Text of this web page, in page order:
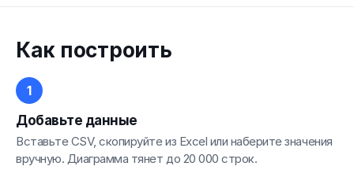
Как построить
Добавьте данные
Вставьте CSV, скопируйте из Excel или наберите значения
вручную. Диаграмма тянет до 20 000 строк.